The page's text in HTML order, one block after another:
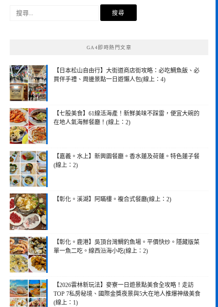
GA4即時熱門文章
【日本松山自由行】大街道商店街攻略：必吃鯛魚飯、必
買伴手禮、周邊景點一日遊懶人包(線上：4)
【七股美食】61線活海產！新鮮美味不踩雷，便宜大碗的
在地人氣海鮮餐廳！(線上：2)
【嘉義。水上】新興園餐廳。香水蓮及荷蓮。特色蓮子餐
(線上：2)
【彰化。溪湖】阿瞞樓。複合式餐廳(線上：2)
【彰化。鹿港】吳頂台灣鯛釣魚場。平價快炒。隱藏版菜
單一魚二吃。線西沿海小吃(線上：2)
【2026雲林新玩法】麥寮一日遊景點美食全攻略！走訪
TOP 7私房秘境、國際金獎夜景與5大在地人推爆神級美食
(線上：1)